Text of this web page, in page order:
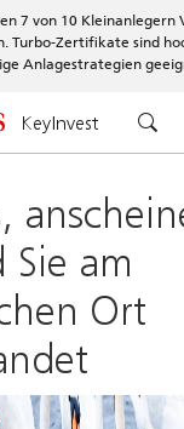
7 von 10 Kleinanlegern
Turbo-Zertifikate sind
Anlagestrategien
KeyInvest
Sie am
Ort